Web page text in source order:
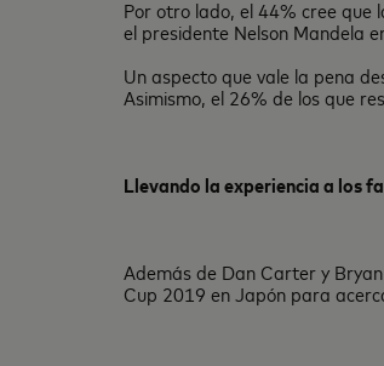
Por otro lado, el 44% cree
el presidente Nelson Mandela
Un aspecto que vale la pena
Asimismo, el 26% de los que
Llevando la experiencia a los
Además de Dan Carter y
Cup 2019 en Japón para